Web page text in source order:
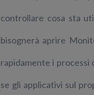
controllare cosa sta
bisognerà aprire
rapidamente i processi
se gli applicativi sul